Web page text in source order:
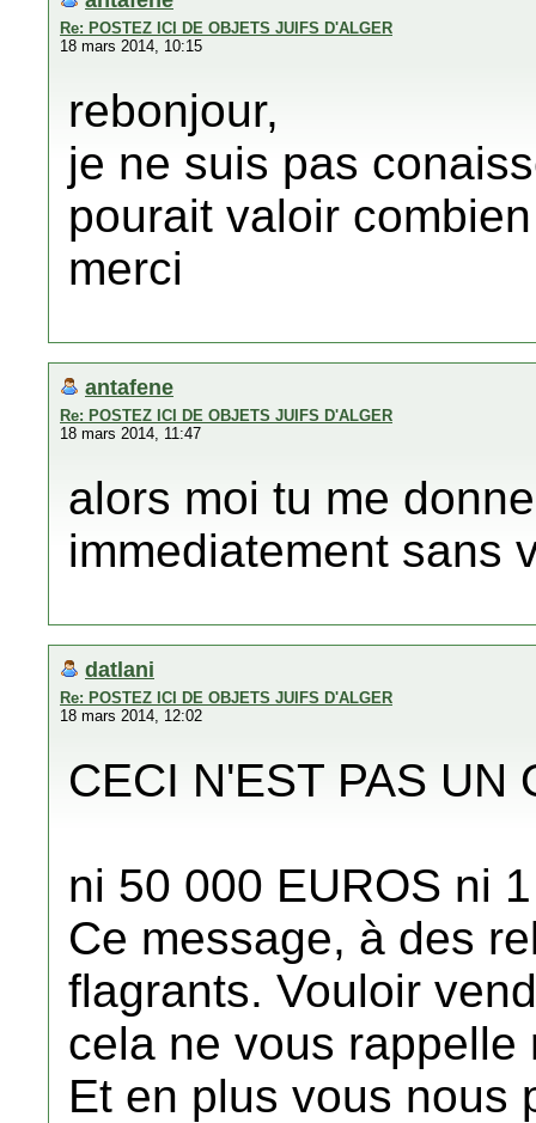
Re: POSTEZ ICI DE OBJETS JUIFS D'ALGER
18 mars 2014, 10:15
rebonjour,
je ne suis pas
pourait valoir combien
merci
antafene
Re: POSTEZ ICI DE OBJETS JUIFS D'ALGER
18 mars 2014, 11:47
alors moi tu me
immediatement sans
datlani
Re: POSTEZ ICI DE OBJETS JUIFS D'ALGER
18 mars 2014, 12:02
CECI N'EST PAS UN
ni 50 000 EUROS ni
Ce message, à des
flagrants. Vouloir
cela ne vous rappelle
Et en plus vous nous